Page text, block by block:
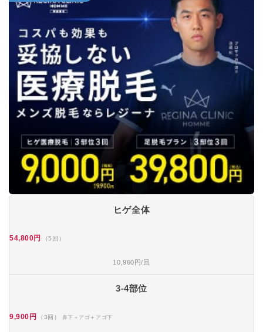
ヒゲ全体
54,800円 （5回）
10,960円/回
3-4部位
9,900円 （3回） 鼻下＋アゴ＋アゴ下